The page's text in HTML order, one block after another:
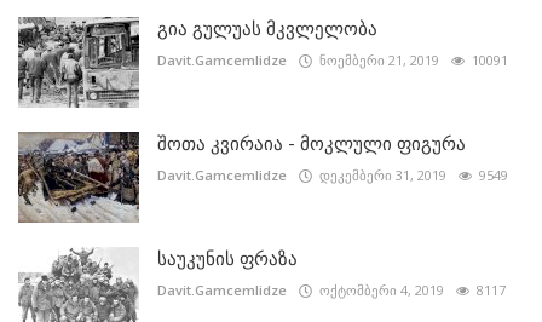
გია გულუას მკვლელობა
Davit.Gamcemlidze ნოემბერი 21, 2019 10091
შოთა კვირაია - მოკლული ფიგურა
Davit.Gamcemlidze დეკემბერი 31, 2019 9549
საუკუნის ფრაზა
Davit.Gamcemlidze ოქტომბერი 4, 2019 8117